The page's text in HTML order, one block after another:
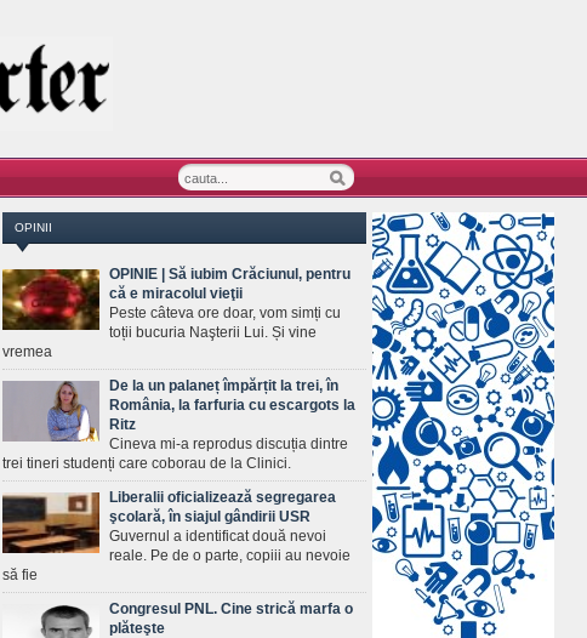
OPINII
OPINIE | Să iubim Crăciunul, pentru
că e miracolul vieţii
Peste câteva ore doar, vom simți cu
toții bucuria Naşterii Lui. Și vine
vremea
De la un palaneț împărțit la trei, în
România, la farfuria cu escargots la
Ritz
Cineva mi-a reprodus discuția dintre
trei tineri studenți care coborau de la Clinici.
Liberalii oficializează segregarea
şcolară, în siajul gândirii USR
Guvernul a identificat două nevoi
reale. Pe de o parte, copiii au nevoie
să fie
Congresul PNL. Cine strică marfa o
plăteşte